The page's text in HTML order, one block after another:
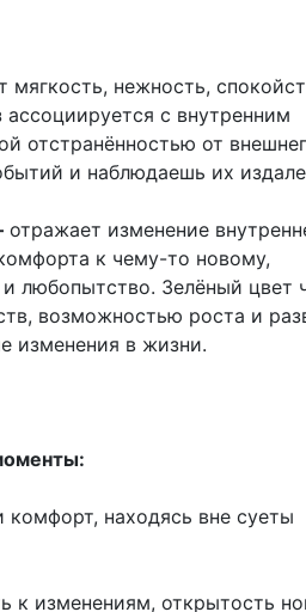
мягкость, нежность,
ассоциируется с внутренним
отстранённостью от
и наблюдаешь их
отражает изменение
к чему-то новому,
любопытство. Зелёный цвет
возможностью роста и
изменения в жизни.
находясь вне суеты
к изменениям, открытость